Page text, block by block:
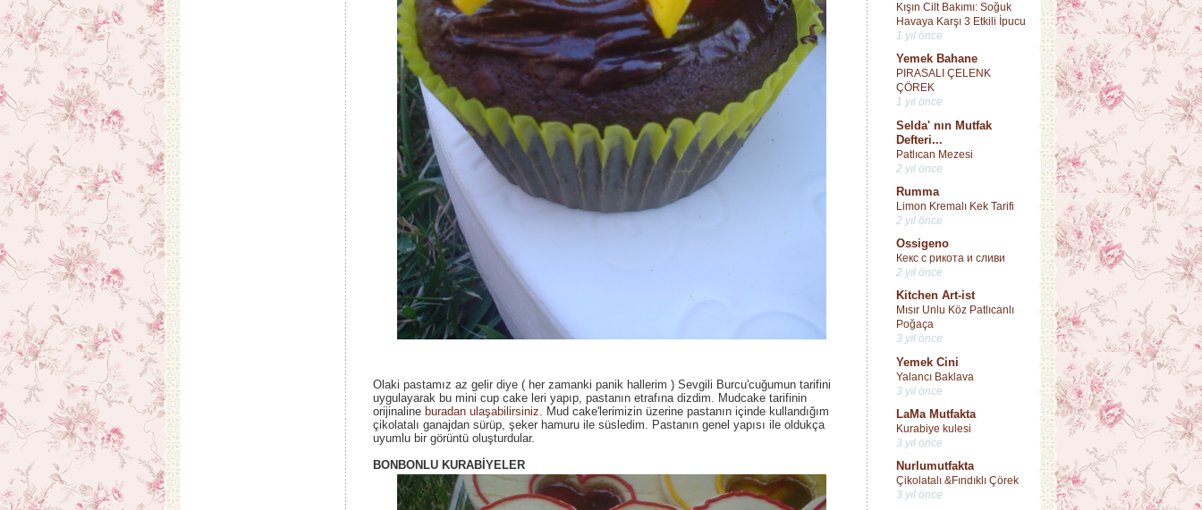
Kışın Cilt Bakımı: Soğuk
Havaya Karşı 3 Etkili İpucu
1 yıl önce
Yemek Bahane
PIRASALI ÇELENK
ÇÖREK
1 yıl önce
Selda' nın Mutfak
Defteri...
Patlıcan Mezesi
2 yıl önce
Rumma
Limon Kremalı Kek Tarifi
2 yıl önce
Ossigeno
Кекс с рикота и сливи
2 yıl önce
Kitchen Art-ist
Mısır Unlu Köz Patlıcanlı
Poğaça
3 yıl önce
Yemek Cini
Yalancı Baklava
3 yıl önce
LaMa Mutfakta
Kurabiye kulesi
3 yıl önce
Nurlumutfakta
Çikolatalı &Fındıklı Çörek
3 yıl önce
Olaki pastamız az gelir diye ( her zamanki panik hallerim ) Sevgili Burcu'cuğumun tarifini
uygulayarak bu mini cup cake leri yapıp, pastanın etrafına dizdim. Mudcake tarifinin
orijinaline buradan ulaşabilirsiniz. Mud cake'lerimizin üzerine pastanın içinde kullandığım
çikolatalı ganajdan sürüp, şeker hamuru ile süsledim. Pastanın genel yapısı ile oldukça
uyumlu bir görüntü oluşturdular.
BONBONLU KURABİYELER